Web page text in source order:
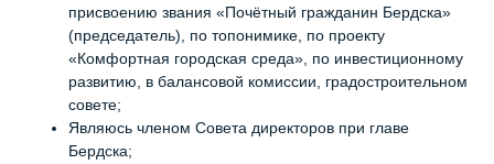
присвоению звания «Почётный гражданин Бердска»
(председатель), по топонимике, по проекту
«Комфортная городская среда», по инвестиционному
развитию, в балансовой комиссии, градостроительном
совете;
Являюсь членом Совета директоров при главе
Бердска;